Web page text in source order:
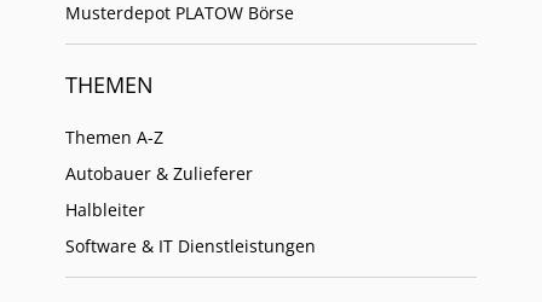
Musterdepot PLATOW Börse
THEMEN
Themen A-Z
Autobauer & Zulieferer
Halbleiter
Software & IT Dienstleistungen